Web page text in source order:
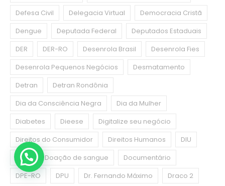
Defesa Civil
Delegacia Virtual
Democracia Cristã
Dengue
Deputada Federal
Deputados Estaduais
DER
DER-RO Desenrola Brasil
Desenrola Fies
Desenrola Pequenos Negócios
Desmatamento
Detran
Detran Rondônia
Dia da Consciência Negra
Dia da Mulher
Diabetes
Dieese
Digitalize seu negócio
Direitos do Consumidor
Direitos Humanos
DIU
DNIT
Doação de sangue
Documentário
DPE-RO
DPU Dr. Fernando Máximo Draco 2